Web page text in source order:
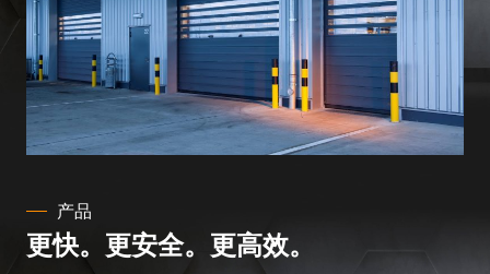
产品
更快。更安全。更高效。